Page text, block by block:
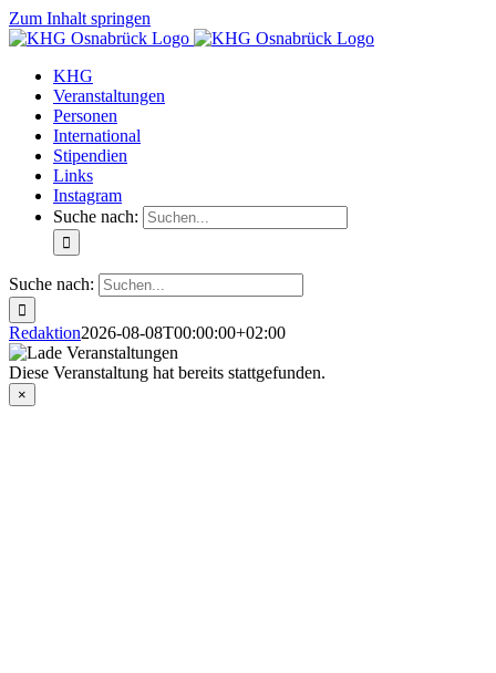
Zum Inhalt springen
KHG
Veranstaltungen
Personen
International
Stipendien
Links
Instagram
Suche nach:
Suche nach:
Redaktion2026-08-08T00:00:00+02:00
Diese Veranstaltung hat bereits stattgefunden.
×